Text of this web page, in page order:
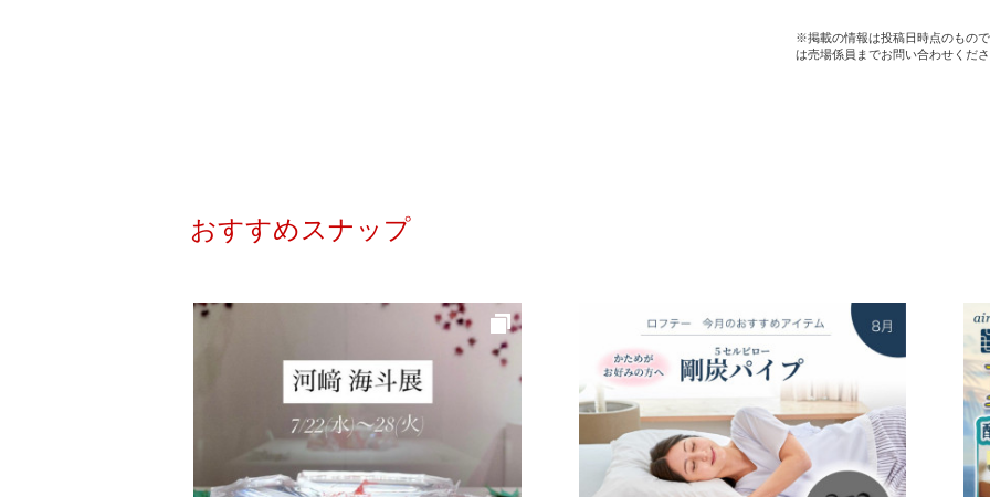
※掲載の情報は投稿日時点のもの
は売場係員までお問い合わせくだ
おすすめスナップ